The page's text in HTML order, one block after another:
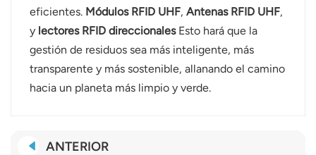
eficientes. Módulos RFID UHF,Antenas RFID UHF,
y lectores RFID direccionalesEsto hará que la
gestión de residuos sea más inteligente, más
transparente y más sostenible, allanando el camino
hacia un planeta más limpio y verde.
ANTERIOR